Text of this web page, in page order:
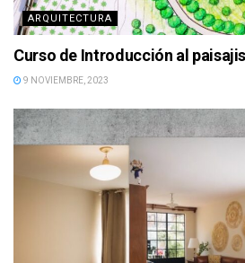
ARQUITECTURA
Curso de Introducción al
9 NOVIEMBRE, 2023